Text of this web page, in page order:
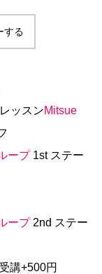
する
ッスンMitsue
ープ1st ステー
ープ2nd ステー
講+500円